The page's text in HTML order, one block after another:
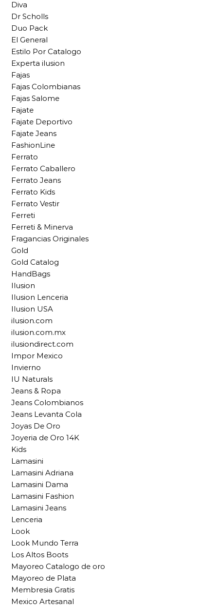
Diva
Dr Scholls
Duo Pack
El General
Estilo Por Catalogo
Experta ilusion
Fajas
Fajas Colombianas
Fajas Salome
Fajate
Fajate Deportivo
Fajate Jeans
FashionLine
Ferrato
Ferrato Caballero
Ferrato Jeans
Ferrato Kids
Ferrato Vestir
Ferreti
Ferreti & Minerva
Fragancias Originales
Gold
Gold Catalog
HandBags
Ilusion
Ilusion Lenceria
Ilusion USA
ilusion.com
ilusion.com.mx
ilusiondirect.com
Impor Mexico
Invierno
IU Naturals
Jeans & Ropa
Jeans Colombianos
Jeans Levanta Cola
Joyas De Oro
Joyeria de Oro 14K
Kids
Lamasini
Lamasini Adriana
Lamasini Dama
Lamasini Fashion
Lamasini Jeans
Lenceria
Look
Look Mundo Terra
Los Altos Boots
Mayoreo Catalogo de oro
Mayoreo de Plata
Membresia Gratis
Mexico Artesanal